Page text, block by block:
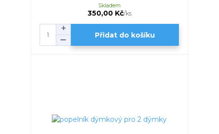
350,00 Kč/ks
Skladem
Přidat do košíku